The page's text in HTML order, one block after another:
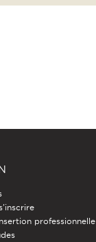
professionnelle